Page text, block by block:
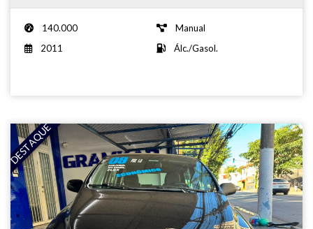
140.000
Manual
2011
Álc./Gasol.
DESTAQUE